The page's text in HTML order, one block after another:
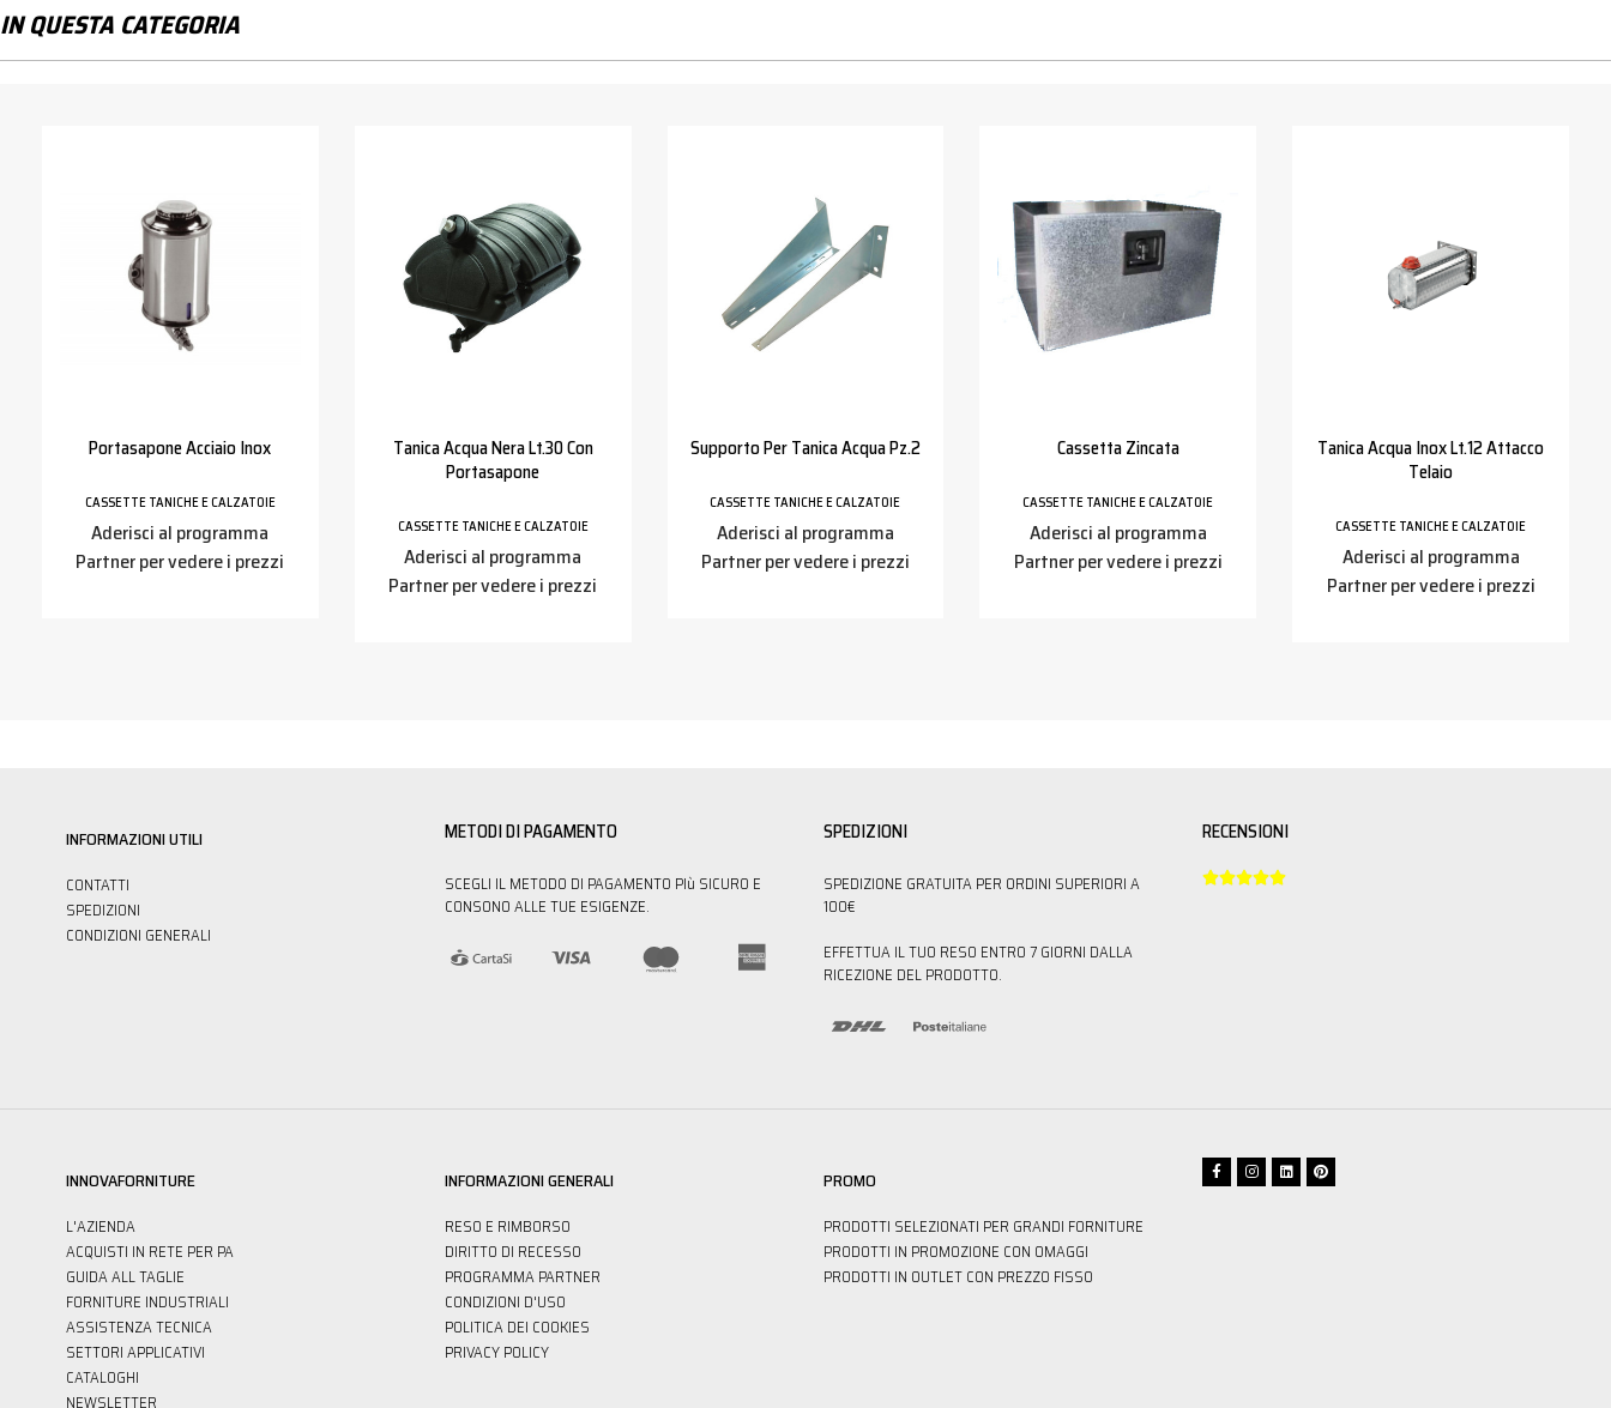
IN QUESTA CATEGORIA
Portasapone Acciaio Inox
CASSETTE TANICHE E CALZATOIE
Aderisci al programma
Partner per vedere i prezzi
Tanica Acqua Nera Lt.30 Con
Portasapone
CASSETTE TANICHE E CALZATOIE
Aderisci al programma
Partner per vedere i prezzi
Supporto Per Tanica Acqua Pz.2
CASSETTE TANICHE E CALZATOIE
Aderisci al programma
Partner per vedere i prezzi
Cassetta Zincata
CASSETTE TANICHE E CALZATOIE
Aderisci al programma
Partner per vedere i prezzi
Tanica Acqua Inox Lt.12 Attacco
Telaio
CASSETTE TANICHE E CALZATOIE
Aderisci al programma
Partner per vedere i prezzi
INFORMAZIONI UTILI
CONTATTI
SPEDIZIONI
CONDIZIONI GENERALI
METODI DI PAGAMENTO
SCEGLI IL METODO DI PAGAMENTO PIù SICURO E
CONSONO ALLE TUE ESIGENZE.
SPEDIZIONI
SPEDIZIONE GRATUITA PER ORDINI SUPERIORI A
100€
EFFETTUA IL TUO RESO ENTRO 7 GIORNI DALLA
RICEZIONE DEL PRODOTTO.
RECENSIONI

INNOVAFORNITURE
L'AZIENDA
ACQUISTI IN RETE PER PA
GUIDA ALL TAGLIE
FORNITURE INDUSTRIALI
ASSISTENZA TECNICA
SETTORI APPLICATIVI
CATALOGHI
NEWSLETTER
INFORMAZIONI GENERALI
RESO E RIMBORSO
DIRITTO DI RECESSO
PROGRAMMA PARTNER
CONDIZIONI D'USO
POLITICA DEI COOKIES
PRIVACY POLICY
PROMO
PRODOTTI SELEZIONATI PER GRANDI FORNITURE
PRODOTTI IN PROMOZIONE CON OMAGGI
PRODOTTI IN OUTLET CON PREZZO FISSO